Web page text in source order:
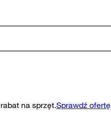
na sprzęt.Sprawdź ofertę